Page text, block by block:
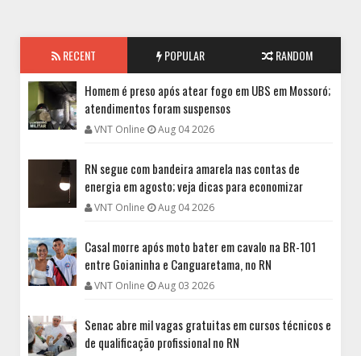
RECENT POPULAR RANDOM
Homem é preso após atear fogo em UBS em Mossoró;
atendimentos foram suspensos
VNT Online Aug 04 2026
RN segue com bandeira amarela nas contas de
energia em agosto; veja dicas para economizar
VNT Online Aug 04 2026
Casal morre após moto bater em cavalo na BR-101
entre Goianinha e Canguaretama, no RN
VNT Online Aug 03 2026
Senac abre mil vagas gratuitas em cursos técnicos e
de qualificação profissional no RN